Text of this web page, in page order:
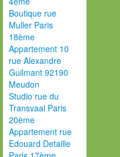
Boutique rue
Muller Paris
18ème
Appartement 10
rue Alexandre
Guilmant 92190
Meudon
Studio rue du
Transvaal Paris
20ème
Appartement rue
Edouard Detaille